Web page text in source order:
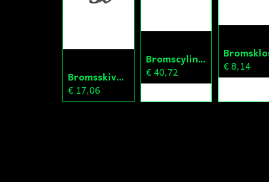
Bromsskiva Bak Fiddy/Cross
€ 17,06
Bromscylinder Bak Fiddy/Cross
€ 40,72 € 8,14